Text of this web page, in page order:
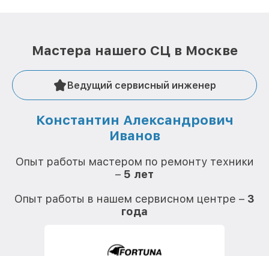
Мастера нашего СЦ в Москве
Ведущий сервисный инженер
Константин Александрович
Иванов
Опыт работы мастером по ремонту техники
– 5 лет
Опыт работы в нашем сервисном центре – 3
года